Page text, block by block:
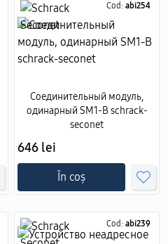
Cod: abi254
Соединительный модуль,
одинарный SM1-B schrack-
seconet
646 lei
În coș
Cod: abi239